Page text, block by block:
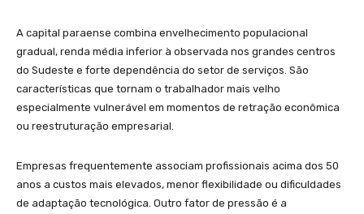
A capital paraense combina envelhecimento populacional
gradual, renda média inferior à observada nos grandes centros
do Sudeste e forte dependência do setor de serviços. São
características que tornam o trabalhador mais velho
especialmente vulnerável em momentos de retração econômica
ou reestruturação empresarial.
Empresas frequentemente associam profissionais acima dos 50
anos a custos mais elevados, menor flexibilidade ou dificuldades
de adaptação tecnológica. Outro fator de pressão é a